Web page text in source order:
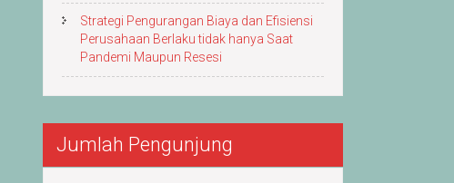
Strategi Pengurangan Biaya dan Efisiensi
Perusahaan Berlaku tidak hanya Saat
Pandemi Maupun Resesi
Jumlah Pengunjung